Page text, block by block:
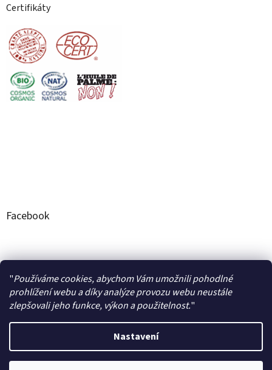
"Používáme cookies, abychom Vám umožnili pohodlné
prohlížení webu a díky analýze provozu webu neustále
zlepšovali jeho funkce, výkon a použitelnost."
Nastavení
Certifikáty
Facebook
Naše produkty a jejich hodnocení na stránkách AROME
Vytvořil Shoptet